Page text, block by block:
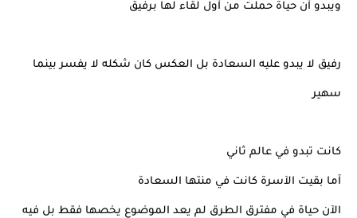
ويبدو آن حياة حملت من آول لقاء لها برفيق
رفيق لا يبدو عليه السعادة بل العكس كان شكله لا يفسر بينما
سهير
كانت تبدو في عالم ثاني
آما بقيت الآسرة كانت في منتها السعادة
الآن حياة في مفترق الطرق لم يعد الموضوع يخصها فقط بل فيه